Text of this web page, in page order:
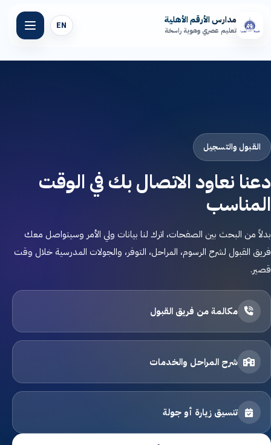
مدارس الأرقم الأهلية
تعليم عصري وهوية راسخة EN
المراحل التعليمية
المرافق المدرسية
المنصة التعليمية
أخبار الأرقم
اتصل بنا
الخصوصية
الشروط والأحكام
التوظيف
القبول والتسجيل
دعنا نعاود الاتصال بك في الوقت
المناسب
بدلاً من البحث بين الصفحات، اترك لنا بيانات ولي الأمر وسيتواصل معك
فريق القبول لشرح الرسوم، المراحل، التوفر، والجولات المدرسية خلال وقت
قصير.
مكالمة من فريق القبول
شرح المراحل والخدمات
تنسيق زيارة أو جولة